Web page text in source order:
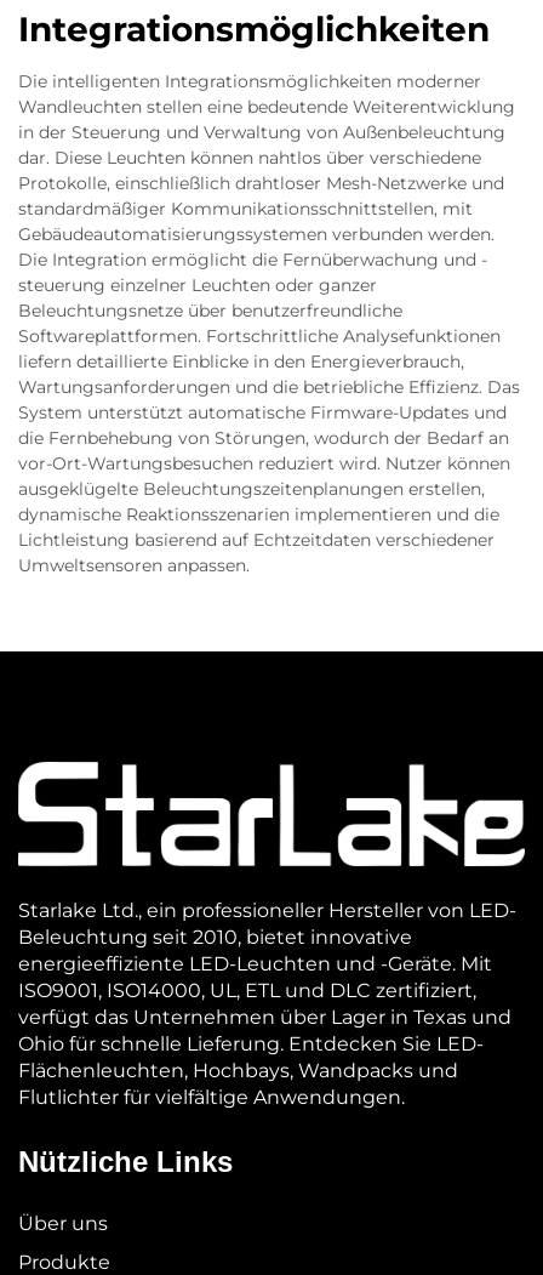
Integrationsmöglichkeiten
Die intelligenten Integrationsmöglichkeiten moderner
Wandleuchten stellen eine bedeutende Weiterentwicklung
in der Steuerung und Verwaltung von Außenbeleuchtung
dar. Diese Leuchten können nahtlos über verschiedene
Protokolle, einschließlich drahtloser Mesh-Netzwerke und
standardmäßiger Kommunikationsschnittstellen, mit
Gebäudeautomatisierungssystemen verbunden werden.
Die Integration ermöglicht die Fernüberwachung und -
steuerung einzelner Leuchten oder ganzer
Beleuchtungsnetze über benutzerfreundliche
Softwareplattformen. Fortschrittliche Analysefunktionen
liefern detaillierte Einblicke in den Energieverbrauch,
Wartungsanforderungen und die betriebliche Effizienz. Das
System unterstützt automatische Firmware-Updates und
die Fernbehebung von Störungen, wodurch der Bedarf an
vor-Ort-Wartungsbesuchen reduziert wird. Nutzer können
ausgeklügelte Beleuchtungszeitenplanungen erstellen,
dynamische Reaktionsszenarien implementieren und die
Lichtleistung basierend auf Echtzeitdaten verschiedener
Umweltsensoren anpassen.
Starlake Ltd., ein professioneller Hersteller von LED-
Beleuchtung seit 2010, bietet innovative
energieeffiziente LED-Leuchten und -Geräte. Mit
ISO9001, ISO14000, UL, ETL und DLC zertifiziert,
verfügt das Unternehmen über Lager in Texas und
Ohio für schnelle Lieferung. Entdecken Sie LED-
Flächenleuchten, Hochbays, Wandpacks und
Flutlichter für vielfältige Anwendungen.
Nützliche Links
Über uns
Produkte